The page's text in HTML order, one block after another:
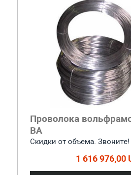
Проволока
ВА
Скидки от объема. Звоните!
1 616 976,00